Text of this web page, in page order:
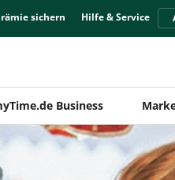
sichern Hilfe & Service
Business